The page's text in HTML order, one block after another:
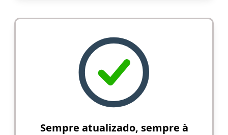
Sempre atualizado, sempre à